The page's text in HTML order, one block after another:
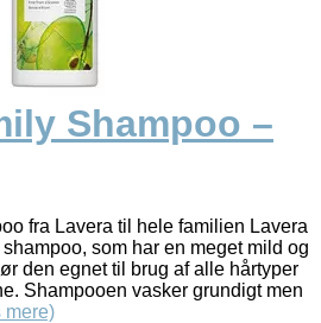
Shampoo –
fra Lavera til hele familien Lavera
som har en meget mild og
den egnet til brug af alle hårtyper
Shampooen vasker grundigt men